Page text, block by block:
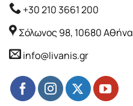
+30 210 3661 200
Σόλωνος 98, 10680 Αθήνα
info@livanis.gr